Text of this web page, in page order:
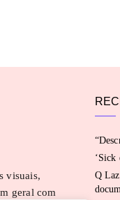
visuais,
geral com
Q